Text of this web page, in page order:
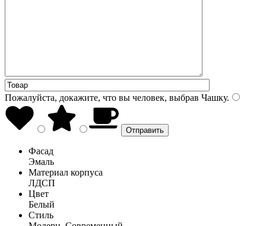
Пожалуйста, докажите, что вы человек, выбрав Чашку.
Фасад
Эмаль
Материал корпуса
ЛДСП
Цвет
Белый
Стиль